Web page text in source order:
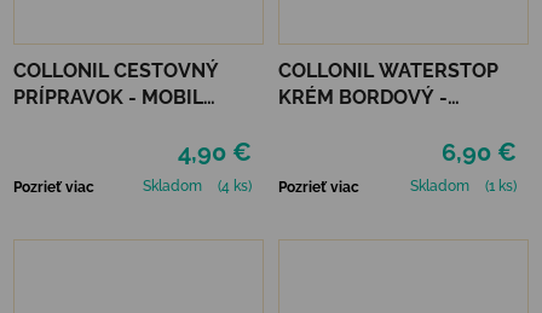
COLLONIL CESTOVNÝ
PRÍPRAVOK - MOBIL
4,90 €
Pozrieť viac Skladom (4 ks)
COLLONIL WATERSTOP
KRÉM BORDOVÝ -
6,90 €
Pozrieť viac Skladom (1 ks)